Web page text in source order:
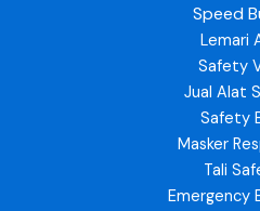
Speed
Lemari
Safety
Jual Alat
Safety
Masker
Tali
Emergency